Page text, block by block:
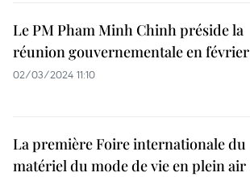
Le PM Pham Minh Chinh préside la
réunion gouvernementale en février
02/03/2024 11:10
La première Foire internationale du
matériel du mode de vie en plein air